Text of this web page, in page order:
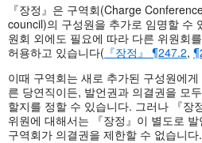
『장정』은 구역회(Charge
council)의 구성원을 추가로 임명할 수
원회 외에도 필요에 따라 다른 위원회
허용하고 있습니다( 『장정』 ¶247.2,
이때 구역회는 새로 추가된 구성원에
른 당연직이든, 발언권과 의결권을 모
할지를 정할 수 있습니다. 그러나 『장
위원에 대해서는 『장정』이 별도로
구역회가 의결권을 제한할 수 없습니다.